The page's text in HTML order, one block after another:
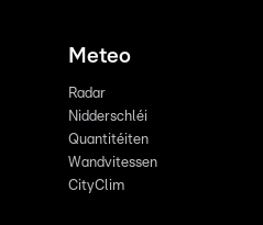
Meteo
Radar
Nidderschléi
Quantitéiten
Wandvitessen
CityClim